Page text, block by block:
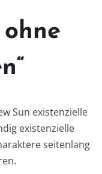
Sun existenzielle
existenzielle
seitenlang